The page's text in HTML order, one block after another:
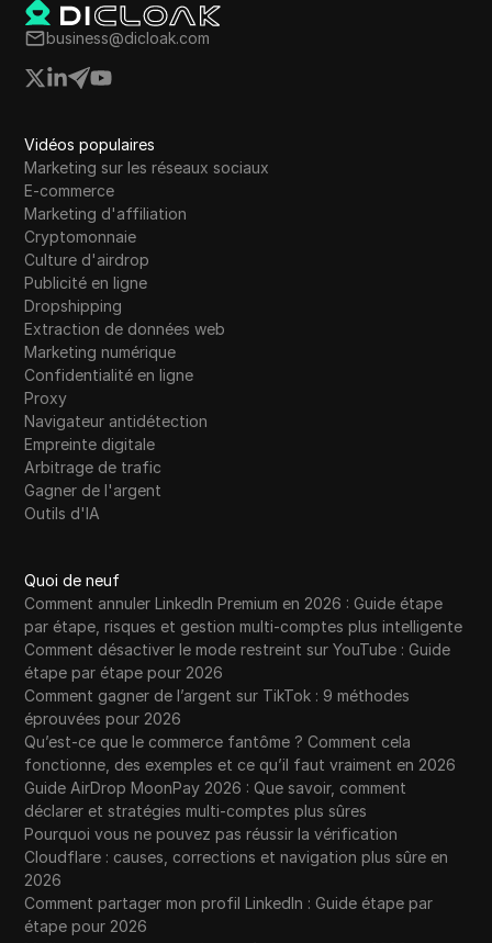
business@dicloak.com
Vidéos populaires
Marketing sur les réseaux sociaux
E-commerce
Marketing d'affiliation
Cryptomonnaie
Culture d'airdrop
Publicité en ligne
Dropshipping
Extraction de données web
Marketing numérique
Confidentialité en ligne
Proxy
Navigateur antidétection
Empreinte digitale
Arbitrage de trafic
Gagner de l'argent
Outils d'IA
Quoi de neuf
Comment annuler LinkedIn Premium en 2026 : Guide étape
par étape, risques et gestion multi-comptes plus intelligente
Comment désactiver le mode restreint sur YouTube : Guide
étape par étape pour 2026
Comment gagner de l’argent sur TikTok : 9 méthodes
éprouvées pour 2026
Qu’est-ce que le commerce fantôme ? Comment cela
fonctionne, des exemples et ce qu’il faut vraiment en 2026
Guide AirDrop MoonPay 2026 : Que savoir, comment
déclarer et stratégies multi-comptes plus sûres
Pourquoi vous ne pouvez pas réussir la vérification
Cloudflare : causes, corrections et navigation plus sûre en
2026
Comment partager mon profil LinkedIn : Guide étape par
étape pour 2026